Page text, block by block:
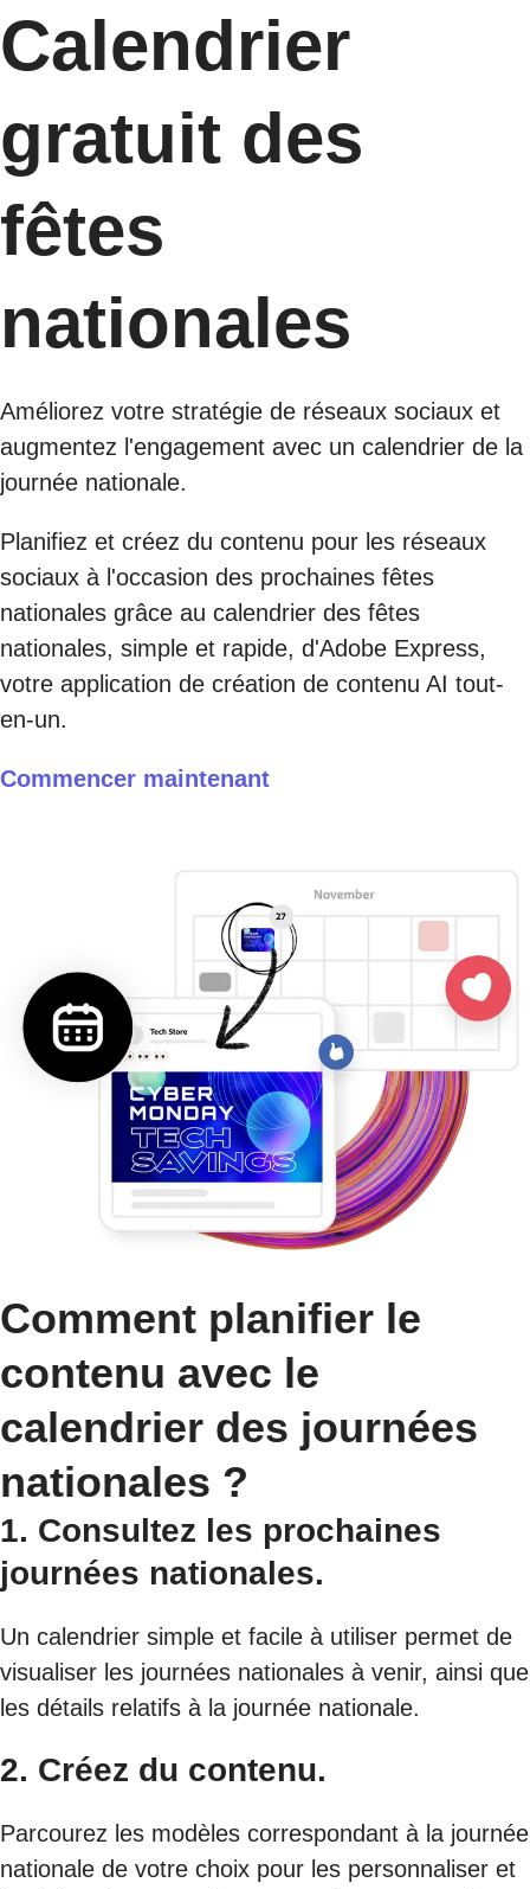
Calendrier
gratuit des
fêtes
nationales
Améliorez votre stratégie de réseaux sociaux et
augmentez l'engagement avec un calendrier de la
journée nationale.
Planifiez et créez du contenu pour les réseaux
sociaux à l'occasion des prochaines fêtes
nationales grâce au calendrier des fêtes
nationales, simple et rapide, d'Adobe Express,
votre application de création de contenu AI tout-
en-un.
Commencer maintenant
Comment planifier le
contenu avec le
calendrier des journées
nationales ?
1. Consultez les prochaines
journées nationales.
Un calendrier simple et facile à utiliser permet de
visualiser les journées nationales à venir, ainsi que
les détails relatifs à la journée nationale.
2. Créez du contenu.
Parcourez les modèles correspondant à la journée
nationale de votre choix pour les personnaliser et